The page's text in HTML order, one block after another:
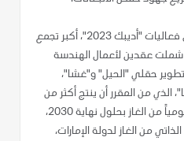
وتم توقيع عقود المشروع خلال فعاليات "أديبك 2023"، أكبر تجمع
شملت عقدين لأعمال الهندسة
حقلي "الحيل" و"غشا"،
الذي من المقرر أن ينتج أكثر من
1.5 مليار قدم مكعبة قياسية يومياً من الغاز بحلول نهاية 2030،
من الغاز لدولة الإمارات،